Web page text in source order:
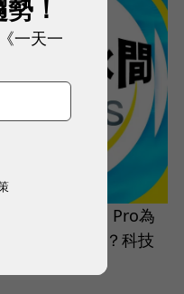
71.蘋果Vision Pro為
市場定位在哪？科技
！
一天一